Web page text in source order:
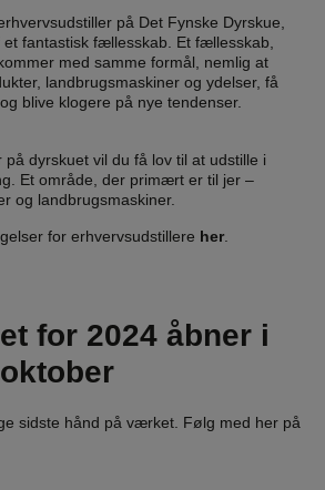
på Det Fynske Dyrskue,
fantastisk fællesskab. Et fællesskab,
med samme formål, nemlig at
landbrugsmaskiner og ydelser, få
blive klogere på nye tendenser.
på dyrskuet vil du få lov til at udstille i
Et område, der primært er til jer –
og landbrugsmaskiner.
for erhvervsudstillere her.
for 2024 åbner i
sidste hånd på værket. Følg med her på